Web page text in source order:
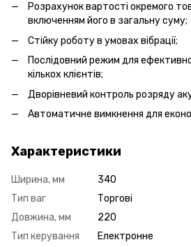
Розрахунок вартості окремого
включенням його в загальну суму;
Стійку роботу в умовах вібрації;
Послідовний режим для
кількох клієнтів;
Дворівневий контроль розряду
Автоматичне вимкнення для
Характеристики
Ширина, мм
340
Тип ваг
Торгові
Довжина, мм
220
Тип керування
Електронне